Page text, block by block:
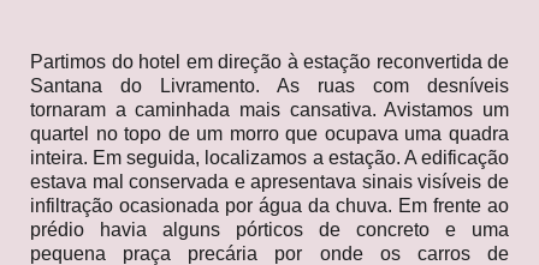
Partimos do hotel em direção à estação reconvertida de
Santana do Livramento. As ruas com desníveis
tornaram a caminhada mais cansativa. Avistamos um
quartel no topo de um morro que ocupava uma quadra
inteira. Em seguida, localizamos a estação. A edificação
estava mal conservada e apresentava sinais visíveis de
infiltração ocasionada por água da chuva. Em frente ao
prédio havia alguns pórticos de concreto e uma
pequena praça precária por onde os carros de